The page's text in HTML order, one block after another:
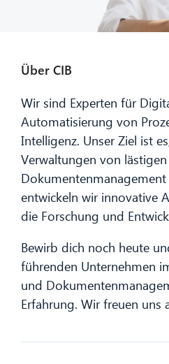
Über CIB
Wir sind Experten für
Automatisierung von
Intelligenz. Unser Ziel ist
Verwaltungen von
entwickeln wir innovative
die Forschung und
Bewirb dich noch heute
führenden Unternehmen
und
Erfahrung. Wir freuen uns